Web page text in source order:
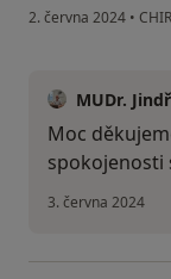
2. června 2024 •
MUDr.
Moc
spokojenosti
3. června 2024